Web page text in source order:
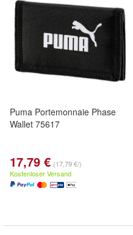
Puma Portemonnaie Phase
Wallet 75617
17,79 € (17,79 €/)
Kostenloser Versand